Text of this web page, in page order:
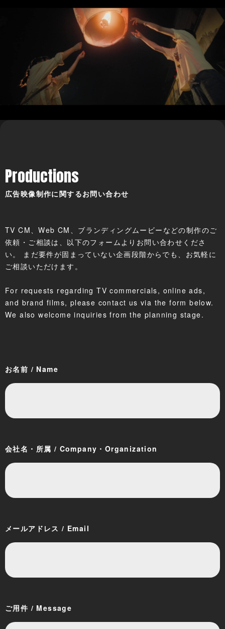
広告映像制作に関するお問い合わせ
Productions
TV CM、Web CM、ブランディングムービーなどの制作のご
依頼・ご相談は、以下のフォームよりお問い合わせくださ
い。 まだ要件が固まっていない企画段階からでも、お気軽に
ご相談いただけます。
For requests regarding TV commercials, online ads,
and brand films, please contact us via the form below.
We also welcome inquiries from the planning stage.
お名前 / Name
会社名・所属 / Company・Organization
メールアドレス / Email
ご用件 / Message